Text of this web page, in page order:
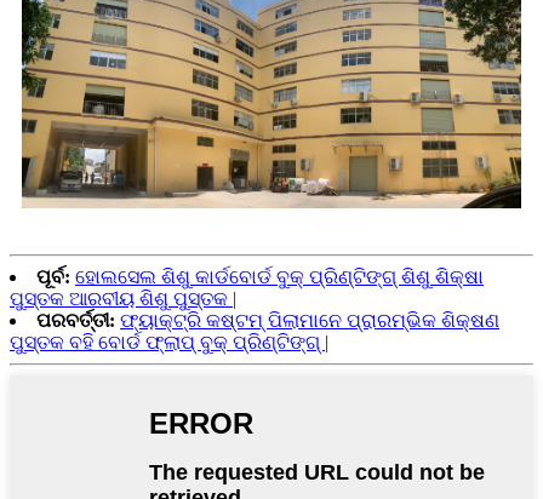
ପୂର୍ବ: ହୋଲସେଲ ଶିଶୁ କାର୍ଡବୋର୍ଡ ବୁକ୍ ପ୍ରିଣ୍ଟିଙ୍ଗ୍ ଶିଶୁ ଶିକ୍ଷା
ପୁସ୍ତକ ଆରବୀୟ ଶିଶୁ ପୁସ୍ତକ |
ପରବର୍ତ୍ତୀ: ଫ୍ୟାକ୍ଟ୍ରି କଷ୍ଟମ୍ ପିଲାମାନେ ପ୍ରାରମ୍ଭିକ ଶିକ୍ଷଣ
ପୁସ୍ତକ ବହି ବୋର୍ଡ ଫ୍ଲାପ୍ ବୁକ୍ ପ୍ରିଣ୍ଟିଙ୍ଗ୍ |